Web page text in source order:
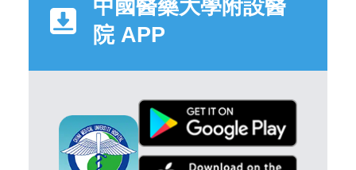
中國醫藥大學附設醫
院 APP